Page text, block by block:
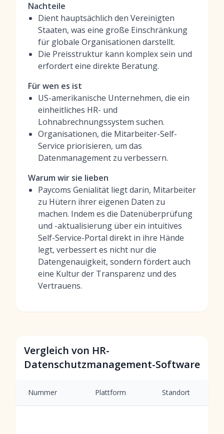
Nachteile
Dient hauptsächlich den Vereinigten
Staaten, was eine große Einschränkung
für globale Organisationen darstellt.
Die Preisstruktur kann komplex sein und
erfordert eine direkte Beratung.
Für wen es ist
US-amerikanische Unternehmen, die ein
einheitliches HR- und
Lohnabrechnungssystem suchen.
Organisationen, die Mitarbeiter-Self-
Service priorisieren, um das
Datenmanagement zu verbessern.
Warum wir sie lieben
Paycoms Genialität liegt darin, Mitarbeiter
zu Hütern ihrer eigenen Daten zu
machen. Indem es die Datenüberprüfung
und -aktualisierung über ein intuitives
Self-Service-Portal direkt in ihre Hände
legt, verbessert es nicht nur die
Datengenauigkeit, sondern fördert auch
eine Kultur der Transparenz und des
Vertrauens.
Vergleich von HR-
Datenschutzmanagement-Software
Nummer Plattform Standort